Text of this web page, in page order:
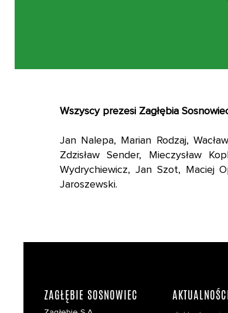
Wszyscy prezesi Zagłębia
Jan Nalepa, Marian Rodzaj,
Zdzisław Sender, Mieczysław
Wydrychiewicz, Jan Szot, Maciej
Jaroszewski.
ZAGŁĘBIE SOSNOWIEC